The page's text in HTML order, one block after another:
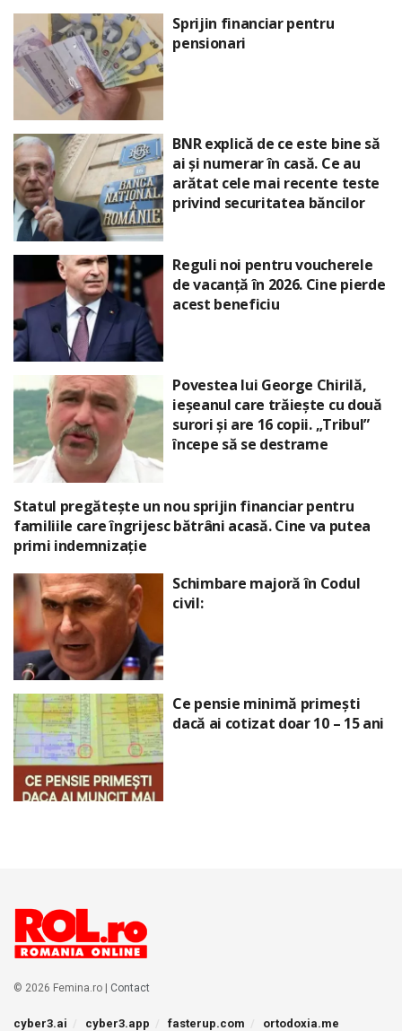
Sprijin financiar pentru
pensionari
BNR explică de ce este bine să
ai și numerar în casă. Ce au
arătat cele mai recente teste
privind securitatea băncilor
Reguli noi pentru voucherele
de vacanță în 2026. Cine pierde
acest beneficiu
Povestea lui George Chirilă,
ieșeanul care trăiește cu două
surori și are 16 copii. „Tribul”
începe să se destrame
Statul pregătește un nou sprijin financiar pentru
familiile care îngrijesc bătrâni acasă. Cine va putea
primi indemnizație
Schimbare majoră în Codul
civil:
Ce pensie minimă primești
dacă ai cotizat doar 10 – 15 ani
© 2026 Femina.ro | Contact
cyber3.ai cyber3.app fasterup.com ortodoxia.me